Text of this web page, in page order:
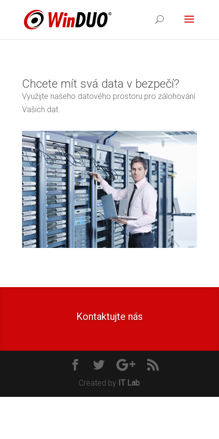
Chcete mít svá data v bezpečí?
Využijte našeho datového prostoru pro zálohování
Vašich dat.
Kontaktujte nás
Created by IT Lab